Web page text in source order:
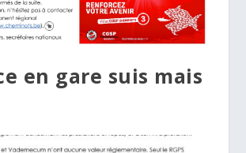
en gare suis mais